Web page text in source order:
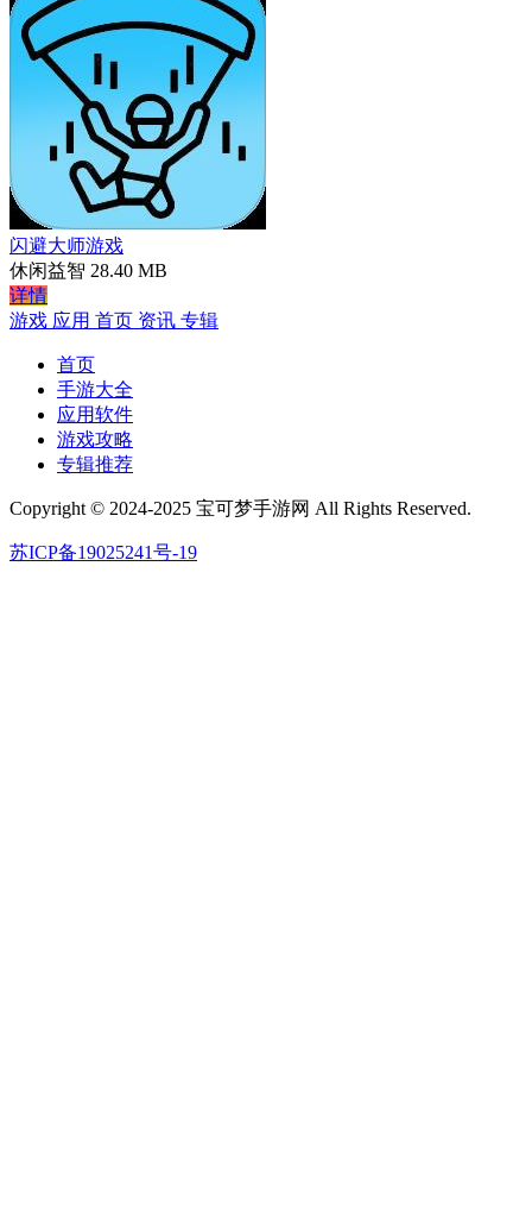
闪避大师游戏
休闲益智 28.40 MB
详情
游戏 应用 首页 资讯 专辑
首页
手游大全
应用软件
游戏攻略
专辑推荐
Copyright © 2024-2025 宝可梦手游网 All Rights Reserved.
苏ICP备19025241号-19